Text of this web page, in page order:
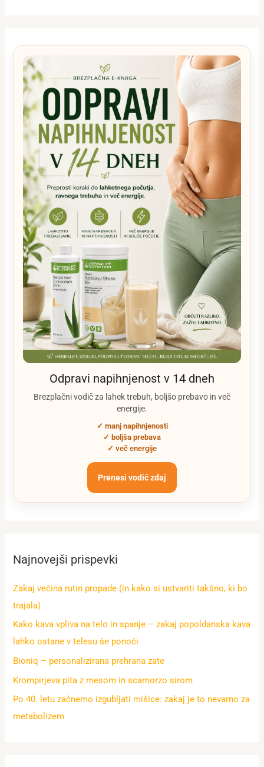
Odpravi napihnjenost v 14 dneh
Brezplačni vodič za lahek trebuh, boljšo prebavo in več
energije.
✓ manj napihnjenosti
✓ boljša prebava
✓ več energije
Prenesi vodič zdaj
Najnovejši prispevki
Zakaj večina rutin propade (in kako si ustvariti takšno, ki bo
trajala)
Kako kava vpliva na telo in spanje – zakaj popoldanska kava
lahko ostane v telesu še ponoči
Bioniq – personalizirana prehrana zate
Krompirjeva pita z mesom in scamorzo sirom
Po 40. letu začnemo izgubljati mišice: zakaj je to nevarno za
metabolizem